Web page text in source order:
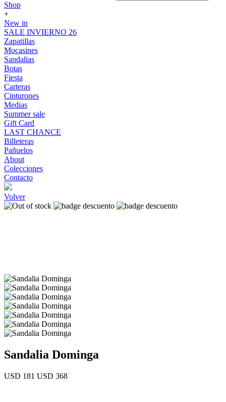
Shop
+
New in
SALE INVIERNO 26
Zapatillas
Mocasines
Sandalias
Botas
Fiesta
Carteras
Cinturones
Medias
Summer sale
Gift Card
LAST CHANCE
Billeteras
Pañuelos
About
Colecciones
Contacto
Volver
Sandalia Dominga
USD 181 USD 368